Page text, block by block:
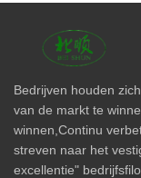
Bedrijven houden
van de markt te
winnen,Continu
streven naar het
excellentie"